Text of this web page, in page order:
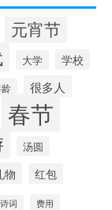
元宵节
大学 学校
很多人
春节
汤圆
物
红包
诗词 费用